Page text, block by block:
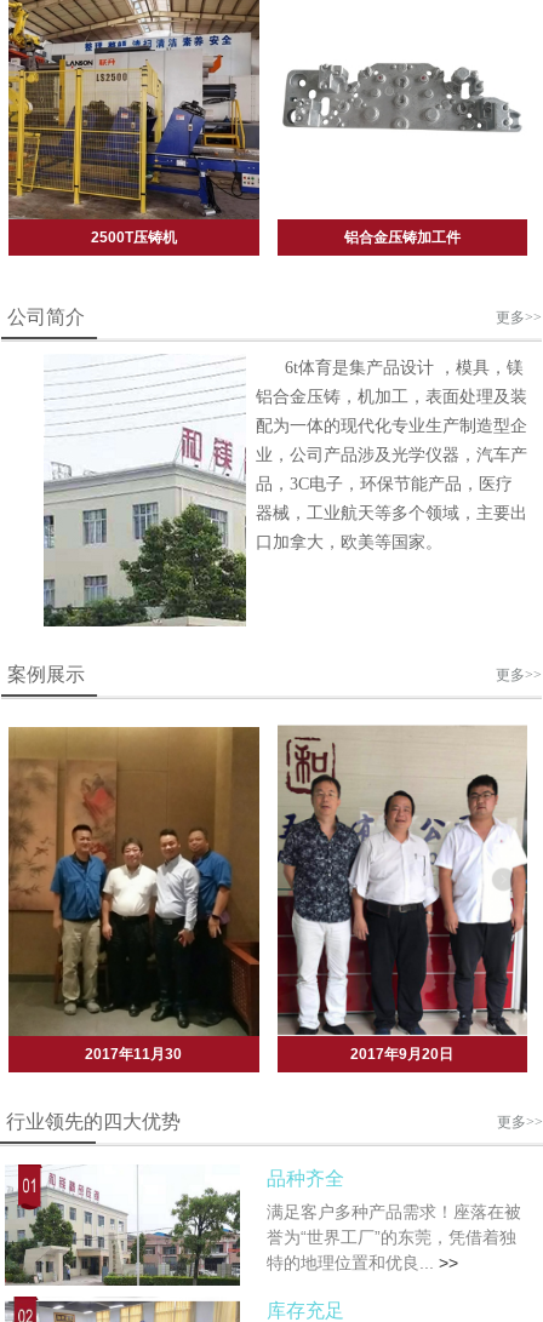
2500T压铸机 铝合金压铸加工件
公司简介 更多>>
6t体育是集产品设计 ，模具，镁
铝合金压铸，机加工，表面处理及装
配为一体的现代化专业生产制造型企
业，公司产品涉及光学仪器，汽车产
品，3C电子，环保节能产品，医疗
器械，工业航天等多个领域，主要出
口加拿大，欧美等国家。
案例展示 更多>>
2017年11月30 2017年9月20日
行业领先的四大优势 更多>>
品种齐全
满足客户多种产品需求！座落在被
誉为“世界工厂”的东莞，凭借着独
特的地理位置和优良... >>
库存充足